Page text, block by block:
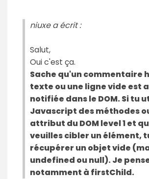
niuxe a écrit :
Salut,
Oui c'est ça.
Sache qu'un commentaire
texte ou une ligne vide est
notifiée dans le DOM. Si tu
Javascript des méthodes
attribut du DOM level 1 et
veuilles cibler un élément,
récupérer un objet vide
undefined ou null). Je
notamment à firstChild.